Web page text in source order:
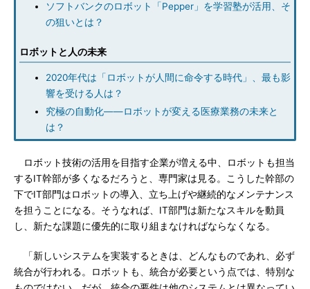
ソフトバンクのロボット「Pepper」を学習塾が活用、そ
の狙いとは？
ロボットと人の未来
2020年代は「ロボットが人間に命令する時代」、最も影
響を受ける人は？
究極の自動化――ロボットが変える医療業務の未来と
は？
ロボット技術の活用を目指す企業が増える中、ロボットも担当
するIT幹部が多くなるだろうと、専門家は見る。こうした幹部の
下でIT部門はロボットの導入、立ち上げや継続的なメンテナンス
を担うことになる。そうなれば、IT部門は新たなスキルを動員
し、新たな課題に優先的に取り組まなければならなくなる。
「新しいシステムを実装するときは、どんなものであれ、必ず
統合が行われる。ロボットも、統合が必要という点では、特別な